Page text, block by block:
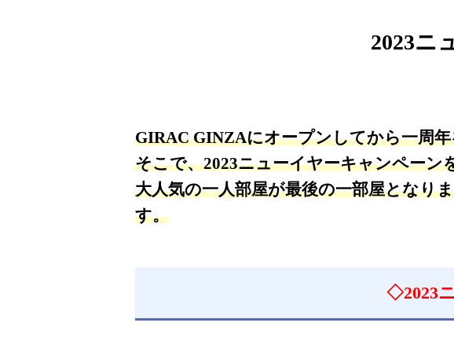
2023ニ
GIRAC GINZAにオープンしてから一周
そこで、2023ニューイヤーキャンペーン
大人気の一人部屋が最後の一部屋となり
す。
◇2023